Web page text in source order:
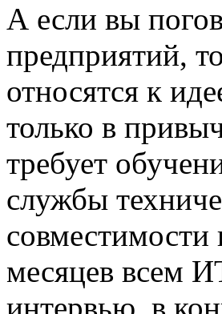
А если вы
предприятий,
относятся к
только в
требует
службы
совместимости
месяцев всем
интервью, в